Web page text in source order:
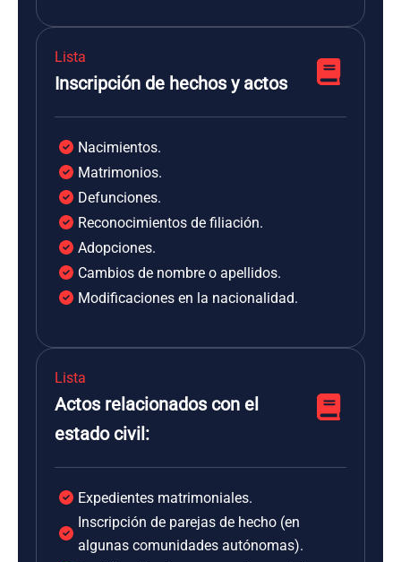
Lista
Inscripción de hechos y actos
Nacimientos.
Matrimonios.
Defunciones.
Reconocimientos de filiación.
Adopciones.
Cambios de nombre o apellidos.
Modificaciones en la nacionalidad.
Lista
Actos relacionados con el
estado civil:
Expedientes matrimoniales.
Inscripción de parejas de hecho (en
algunas comunidades autónomas).